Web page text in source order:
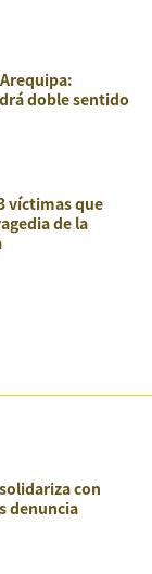
doble sentido
víctimas que
de la
con
denuncia